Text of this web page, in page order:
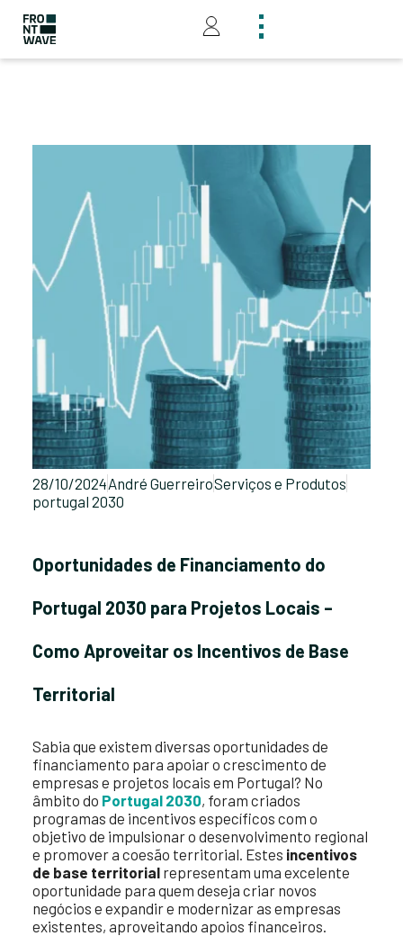
28/10/2024André GuerreiroServiços e Produtos
portugal 2030
Oportunidades de Financiamento do
Portugal 2030 para Projetos Locais –
Como Aproveitar os Incentivos de Base
Territorial
Sabia que existem diversas oportunidades de
financiamento para apoiar o crescimento de
empresas e projetos locais em Portugal? No
âmbito do Portugal 2030, foram criados
programas de incentivos específicos com o
objetivo de impulsionar o desenvolvimento regional
e promover a coesão territorial. Estes incentivos
de base territorial representam uma excelente
oportunidade para quem deseja criar novos
negócios e expandir e modernizar as empresas
existentes, aproveitando apoios financeiros.